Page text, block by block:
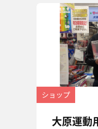
ショップ
大原運動